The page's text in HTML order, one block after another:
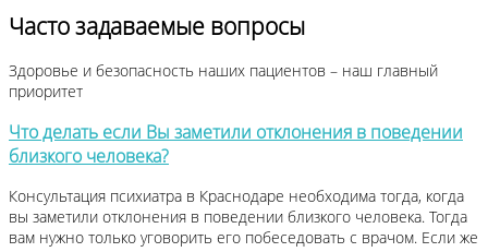
Часто задаваемые вопросы
Здоровье и безопасность наших пациентов – наш главный
приоритет
Что делать если Вы заметили отклонения в поведении
близкого человека?
Консультация психиатра в Краснодаре необходима тогда, когда
вы заметили отклонения в поведении близкого человека. Тогда
вам нужно только уговорить его побеседовать с врачом. Если же